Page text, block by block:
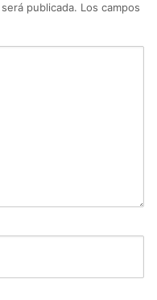
publicada. Los campos